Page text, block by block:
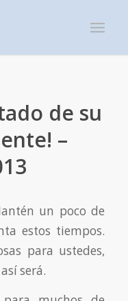
de su
–
un poco de
estos tiempos.
para ustedes,
será.